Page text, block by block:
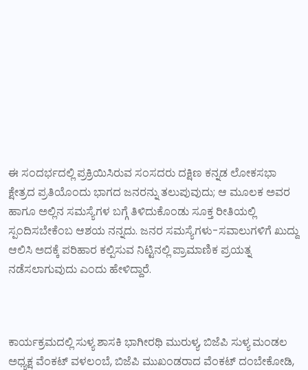
ಈ ಸಂದರ್ಭದಲ್ಲಿ ಪ್ರಕ್ರಿಯಿಸಿರುವ ಸಂಸದರು ದಕ್ಷಿಣ ಕನ್ನಡ ಲೋಕಸಭಾ
ಕ್ಷೇತ್ರದ ಪ್ರತಿಯೊಂದು ಭಾಗದ ಜನರನ್ನು ತಲುಪುವುದು; ಆ ಮೂಲಕ ಅವರ
ಹಾಗೂ ಅಲ್ಲಿನ ಸಮಸ್ಯೆಗಳ ಬಗ್ಗೆ ತಿಳಿದುಕೊಂಡು ಸೂಕ್ತ ರೀತಿಯಲ್ಲಿ
ಸ್ಪಂದಿಸಬೇಕೆಂಬ ಆಶಯ ನನ್ನದು. ಜನರ ಸಮಸ್ಯೆಗಳು-ಸವಾಲುಗಳಿಗೆ ಖುದ್ದು
ಆಲಿಸಿ ಅದಕ್ಕೆ ಪರಿಹಾರ ಕಲ್ಪಿಸುವ ನಿಟ್ಟಿನಲ್ಲಿ ಪ್ರಾಮಾಣಿಕ ಪ್ರಯತ್ನ
ನಡೆಸಲಾಗುವುದು ಎಂದು ಹೇಳಿದ್ದಾರೆ.
ಕಾರ್ಯಕ್ರಮದಲ್ಲಿ ಸುಳ್ಯ ಶಾಸಕಿ ಭಾಗೀರಥಿ ಮುರುಳ್ಯ, ಬಿಜೆಪಿ ಸುಳ್ಯ‌ ಮಂಡಲ
ಅಧ್ಯಕ್ಷ ವೆಂಕಟ್ ವಳಲಂಬೆ, ಬಿಜೆಪಿ ಮುಖಂಡರಾದ ವೆಂಕಟ್ ದಂಬೇಕೋಡಿ,